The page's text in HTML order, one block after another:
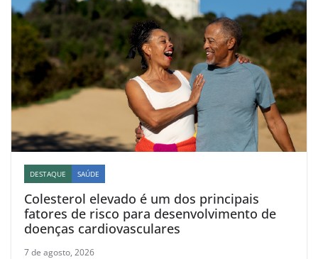
DESTAQUE SAÚDE
Colesterol elevado é um dos principais
fatores de risco para desenvolvimento de
doenças cardiovasculares
7 de agosto, 2026